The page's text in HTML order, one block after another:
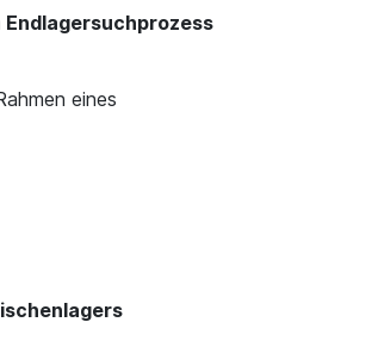
eines